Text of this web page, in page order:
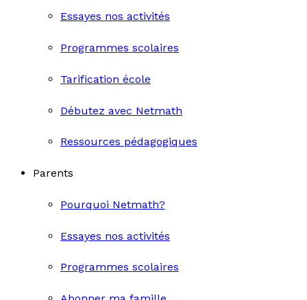
Essayes nos activités
Programmes scolaires
Tarification école
Débutez avec Netmath
Ressources pédagogiques
Parents
Pourquoi Netmath?
Essayes nos activités
Programmes scolaires